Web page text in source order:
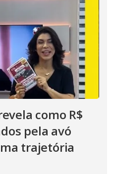
como R$
pela avó
trajetória